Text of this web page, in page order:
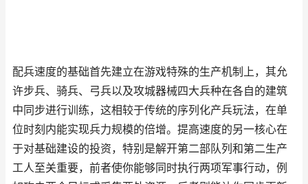
配兵速度的基础首先建立在游戏特殊的生产机制上，其允
许步兵、骑兵、弓兵以及攻城器械四大兵种在各自的建筑
中同步进行训练，这相较于传统的序列化产兵玩法，在单
位时刻内能实现兵力规模的倍增。提高速度的另一核心在
于对基础建设的投资，特别是解开第二部队列和第二生产
工人至关重要，前者使你能够同时执行两项军事行动，例